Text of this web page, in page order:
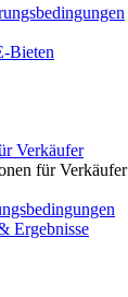
Bieten
Verkäufer
für Verkäufer
Ergebnisse